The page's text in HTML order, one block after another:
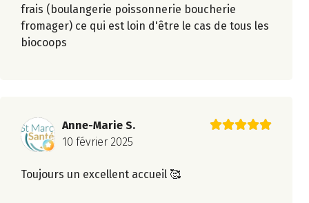
frais (boulangerie poissonnerie boucherie
fromager) ce qui est loin d'être le cas de tous les
biocoops
Anne-Marie S.
10 février 2025
Toujours un excellent accueil 🥰